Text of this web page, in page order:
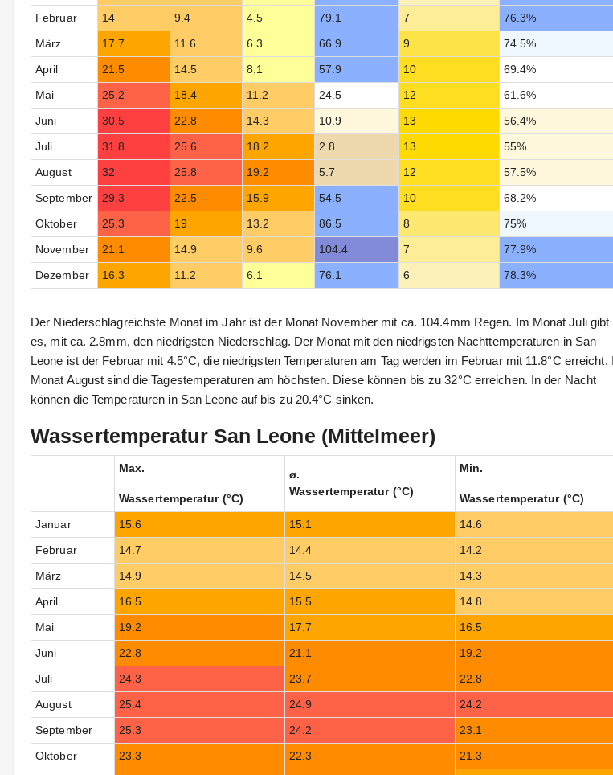
Februar 14 9.4 4.5 79.1 7 76.3%
März 17.7 11.6 6.3 66.9 9 74.5%
April 21.5 14.5 8.1 57.9 10 69.4%
Mai 25.2 18.4 11.2 24.5 12 61.6%
Juni 30.5 22.8 14.3 10.9 13 56.4%
Juli 31.8 25.6 18.2 2.8 13 55%
August 32 25.8 19.2 5.7 12 57.5%
September 29.3 22.5 15.9 54.5 10 68.2%
Oktober 25.3 19 13.2 86.5 8 75%
November 21.1 14.9 9.6 104.4 7 77.9%
Dezember 16.3 11.2 6.1 76.1 6 78.3%
Der Niederschlagreichste Monat im Jahr ist der Monat November mit ca. 104.4mm Regen. Im Monat Juli gibt
es, mit ca. 2.8mm, den niedrigsten Niederschlag. Der Monat mit den niedrigsten Nachttemperaturen in San
Leone ist der Februar mit 4.5°C, die niedrigsten Temperaturen am Tag werden im Februar mit 11.8°C erreicht.
Monat August sind die Tagestemperaturen am höchsten. Diese können bis zu 32°C erreichen. In der Nacht
können die Temperaturen in San Leone auf bis zu 20.4°C sinken.
Wassertemperatur San Leone (Mittelmeer)
Max.
Wassertemperatur (°C)
ø.
Wassertemperatur (°C)
Min.
Wassertemperatur (°C)
Januar 15.6 15.1 14.6
Februar 14.7 14.4 14.2
März 14.9 14.5 14.3
April 16.5 15.5 14.8
Mai 19.2 17.7 16.5
Juni 22.8 21.1 19.2
Juli 24.3 23.7 22.8
August 25.4 24.9 24.2
September 25.3 24.2 23.1
Oktober 23.3 22.3 21.3